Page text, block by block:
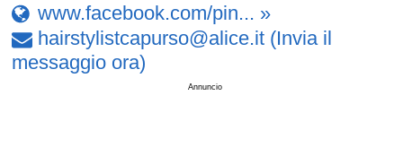
www.facebook.com/pin... »
hairstylistcapurso@alice.it (Invia il
messaggio ora)
Annuncio